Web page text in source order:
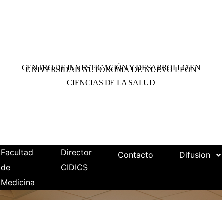
UNIVERSIDAD AUTÓNOMA DE NUEVO LEÓN
CENTRO DE INVESTIGACIÓN Y DESARROLLO EN
CIENCIAS DE LA SALUD
Facultad
de
Medicina
Director
CIDICS
Contacto Difusion